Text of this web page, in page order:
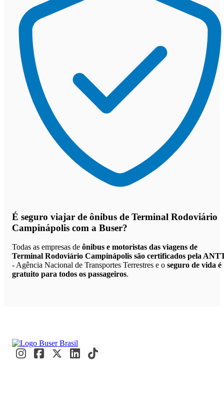
É seguro viajar de ônibus de Terminal Rodoviário
Campinápolis com a Buser?
Todas as empresas de ônibus e motoristas das viagens de
Terminal Rodoviário Campinápolis são certificados pela
- Agência Nacional de Transportes Terrestres e o seguro de vida é
gratuito para todos os passageiros.